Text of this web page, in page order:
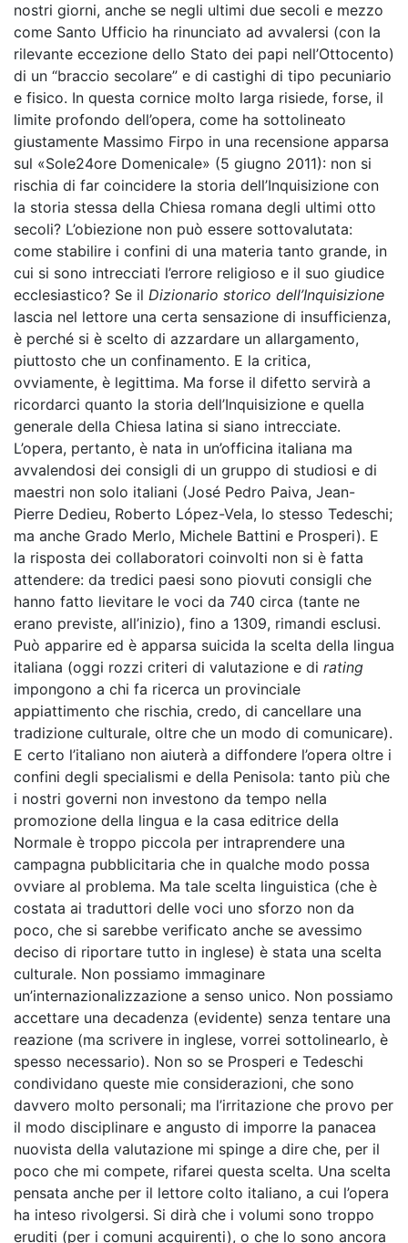
nostri giorni, anche se negli ultimi due secoli e mezzo
come Santo Ufficio ha rinunciato ad avvalersi (con la
rilevante eccezione dello Stato dei papi nell’Ottocento)
di un “braccio secolare” e di castighi di tipo pecuniario
e fisico. In questa cornice molto larga risiede, forse, il
limite profondo dell’opera, come ha sottolineato
giustamente Massimo Firpo in una recensione apparsa
sul «Sole24ore Domenicale» (5 giugno 2011): non si
rischia di far coincidere la storia dell’Inquisizione con
la storia stessa della Chiesa romana degli ultimi otto
secoli? L’obiezione non può essere sottovalutata:
come stabilire i confini di una materia tanto grande, in
cui si sono intrecciati l’errore religioso e il suo giudice
ecclesiastico? Se il Dizionario storico dell’Inquisizione
lascia nel lettore una certa sensazione di insufficienza,
è perché si è scelto di azzardare un allargamento,
piuttosto che un confinamento. E la critica,
ovviamente, è legittima. Ma forse il difetto servirà a
ricordarci quanto la storia dell’Inquisizione e quella
generale della Chiesa latina si siano intrecciate.
L’opera, pertanto, è nata in un’officina italiana ma
avvalendosi dei consigli di un gruppo di studiosi e di
maestri non solo italiani (José Pedro Paiva, Jean-
Pierre Dedieu, Roberto López-Vela, lo stesso Tedeschi;
ma anche Grado Merlo, Michele Battini e Prosperi). E
la risposta dei collaboratori coinvolti non si è fatta
attendere: da tredici paesi sono piovuti consigli che
hanno fatto lievitare le voci da 740 circa (tante ne
erano previste, all’inizio), fino a 1309, rimandi esclusi.
Può apparire ed è apparsa suicida la scelta della lingua
italiana (oggi rozzi criteri di valutazione e di rating
impongono a chi fa ricerca un provinciale
appiattimento che rischia, credo, di cancellare una
tradizione culturale, oltre che un modo di comunicare).
E certo l’italiano non aiuterà a diffondere l’opera oltre i
confini degli specialismi e della Penisola: tanto più che
i nostri governi non investono da tempo nella
promozione della lingua e la casa editrice della
Normale è troppo piccola per intraprendere una
campagna pubblicitaria che in qualche modo possa
ovviare al problema. Ma tale scelta linguistica (che è
costata ai traduttori delle voci uno sforzo non da
poco, che si sarebbe verificato anche se avessimo
deciso di riportare tutto in inglese) è stata una scelta
culturale. Non possiamo immaginare
un’internazionalizzazione a senso unico. Non possiamo
accettare una decadenza (evidente) senza tentare una
reazione (ma scrivere in inglese, vorrei sottolinearlo, è
spesso necessario). Non so se Prosperi e Tedeschi
condividano queste mie considerazioni, che sono
davvero molto personali; ma l’irritazione che provo per
il modo disciplinare e angusto di imporre la panacea
nuovista della valutazione mi spinge a dire che, per il
poco che mi compete, rifarei questa scelta. Una scelta
pensata anche per il lettore colto italiano, a cui l’opera
ha inteso rivolgersi. Si dirà che i volumi sono troppo
eruditi (per i comuni acquirenti), o che lo sono ancora